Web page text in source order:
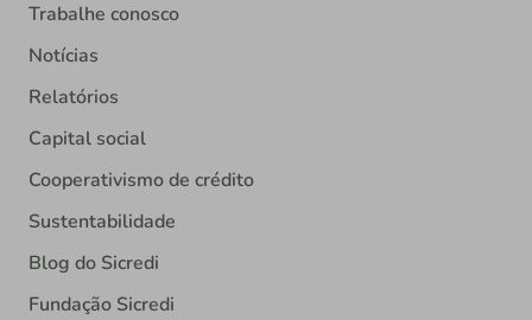
Trabalhe conosco
Notícias
Relatórios
Capital social
Cooperativismo de crédito
Sustentabilidade
Blog do Sicredi
Fundação Sicredi